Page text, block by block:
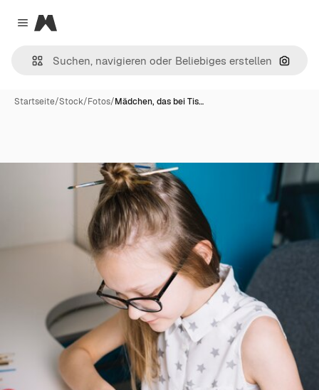
Close menu
Magnific
Nach
Startseite/Stock/Fotos/Mädchen, das bei Tis…